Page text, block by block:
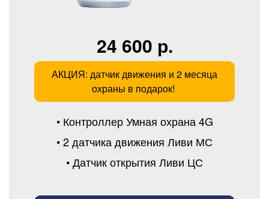
24 600 р.
АКЦИЯ: датчик движения и 2 месяца
охраны в подарок!
• Контроллер Умная охрана 4G
• 2 датчика движения Ливи МС
• Датчик открытия Ливи ЦС